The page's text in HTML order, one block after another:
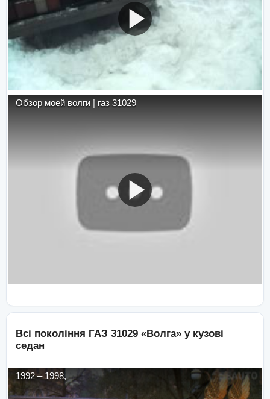
Обзор моей волги | газ 31029
Всі покоління ГАЗ 31029 «Волга» у кузові
седан
1992– 1998,